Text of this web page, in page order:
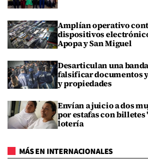
Amplían operativo
dispositivos
Apopa y San Miguel
Desarticulan una
falsificar documentos
y propiedades
Envían a juicio a dos
por estafas con
lotería
MÁS EN INTERNACIONALES